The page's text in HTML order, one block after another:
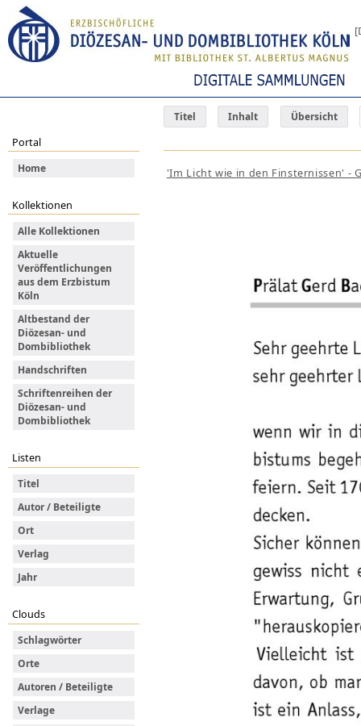
Titel Inhalt Übersicht
Portal
Home
Kollektionen
Alle Kollektionen
Aktuelle
Veröffentlichungen
aus dem Erzbistum
Köln
Altbestand der
Diözesan- und
Dombibliothek
Handschriften
Schriftenreihen der
Diözesan- und
Dombibliothek
Listen
Titel
Autor / Beteiligte
Ort
Verlag
Jahr
Clouds
Schlagwörter
Orte
Autoren / Beteiligte
Verlage
'Im Licht wie in den Finsternissen' -